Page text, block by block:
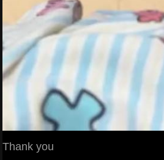
Thank you